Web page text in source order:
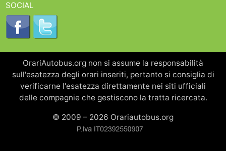
SOCIAL
OrariAutobus.org non si assume la responsabilità
sull'esatezza degli orari inseriti, pertanto si consiglia di
verificarne l'esatezza direttamente nei siti ufficiali
delle compagnie che gestiscono la tratta ricercata.
© 2009 – 2026 Orariautobus.org